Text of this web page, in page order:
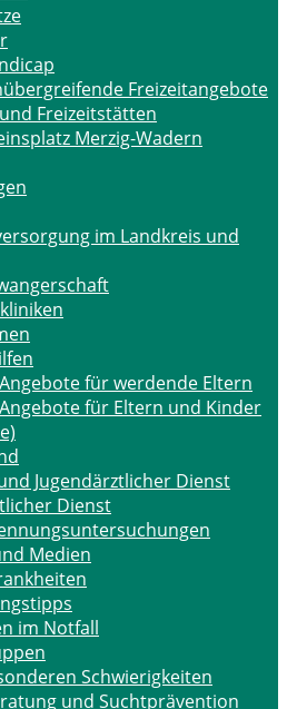
Freizeitangebote
Freizeitstätten
Merzig-Wadern
im Landkreis und
für werdende Eltern
für Eltern und Kinder
Jugendärztlicher Dienst
Dienst
Medien
im Notfall
Schwierigkeiten
und Suchtprävention